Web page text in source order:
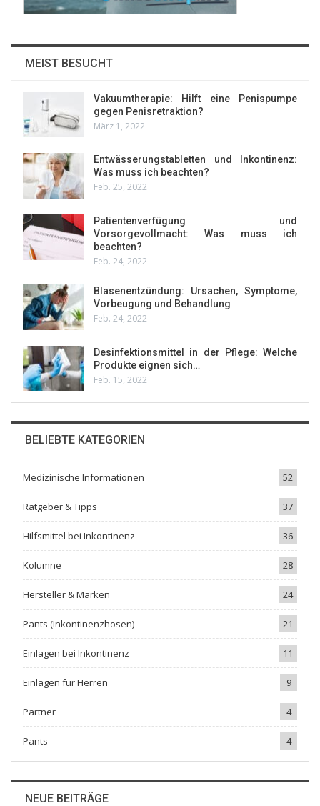
MEIST BESUCHT
Vakuumtherapie: Hilft eine Penispumpe
gegen Penisretraktion?
März 1, 2022
Entwässerungstabletten und Inkontinenz:
Was muss ich beachten?
Feb. 25, 2022
Patientenverfügung und
Vorsorgevollmacht: Was muss ich
beachten?
Feb. 24, 2022
Blasenentzündung: Ursachen, Symptome,
Vorbeugung und Behandlung
Feb. 24, 2022
Desinfektionsmittel in der Pflege: Welche
Produkte eignen sich…
Feb. 15, 2022
BELIEBTE KATEGORIEN
Medizinische Informationen 52
Ratgeber & Tipps 37
Hilfsmittel bei Inkontinenz 36
Kolumne 28
Hersteller & Marken 24
Pants (Inkontinenzhosen) 21
Einlagen bei Inkontinenz 11
Einlagen für Herren 9
Partner 4
Pants 4
NEUE BEITRÄGE